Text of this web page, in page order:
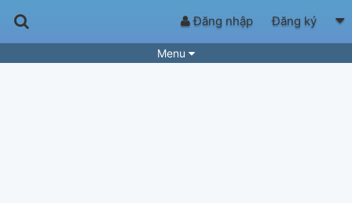
Đăng nhập Đăng ký
Menu